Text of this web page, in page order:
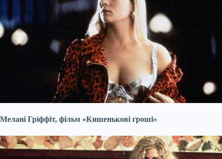
Мелані Гріффіт, фільм «Кишенькові гроші»